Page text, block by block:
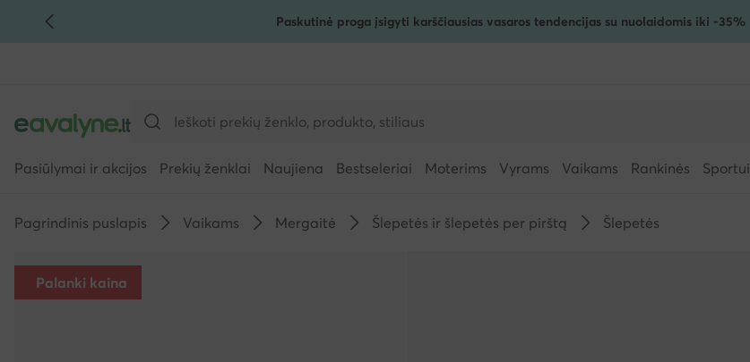
PEREITI PRIE PAGRINDINIO TURINIOPaskutinė proga įsigyti karščiausias vasaros tendencijas su nuolaidomis iki -35%
Pasiūlymai ir akcijos Prekių ženklai Naujiena Bestseleriai Moterims Vyrams Vaikams Rankinės Sportui
Pagrindinis puslapis Vaikams Mergaitė Šlepetės ir šlepetės per pirštą Šlepetės
Palanki kaina